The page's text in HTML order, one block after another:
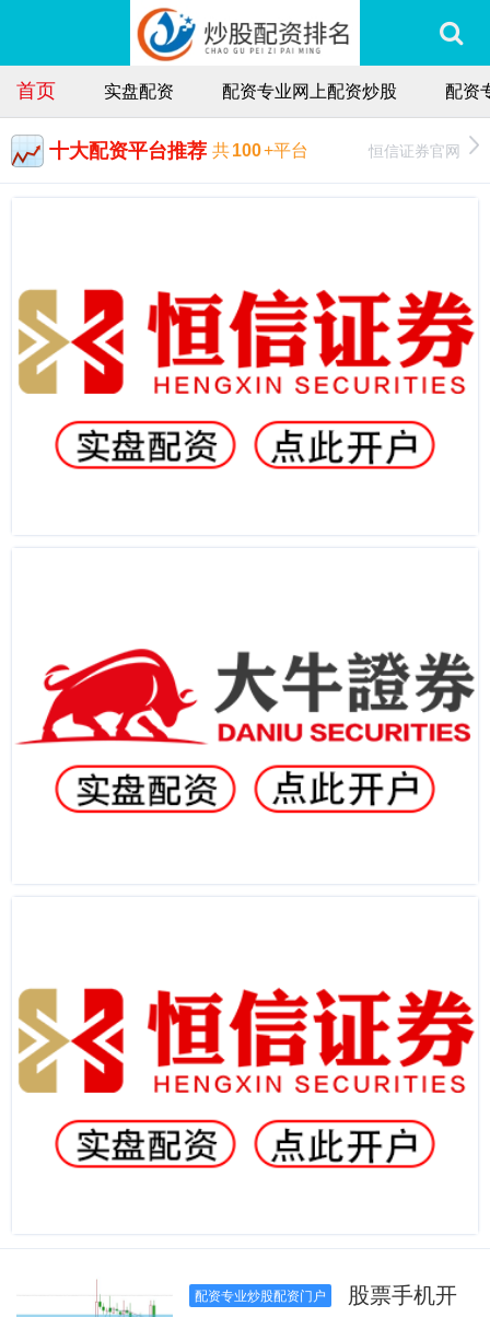
首页 实盘配资 配资专业网上配资炒股 配资
十大配资平台推荐 共100+平台 恒信证券官网
配资专业炒股配资门户